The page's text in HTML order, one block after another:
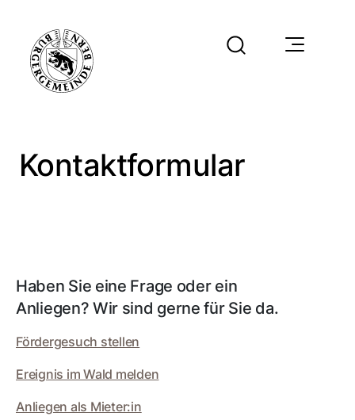
Kontaktformular
Haben Sie eine Frage oder ein
Anliegen? Wir sind gerne für Sie da.
Fördergesuch stellen
Ereignis im Wald melden
Anliegen als Mieter:in